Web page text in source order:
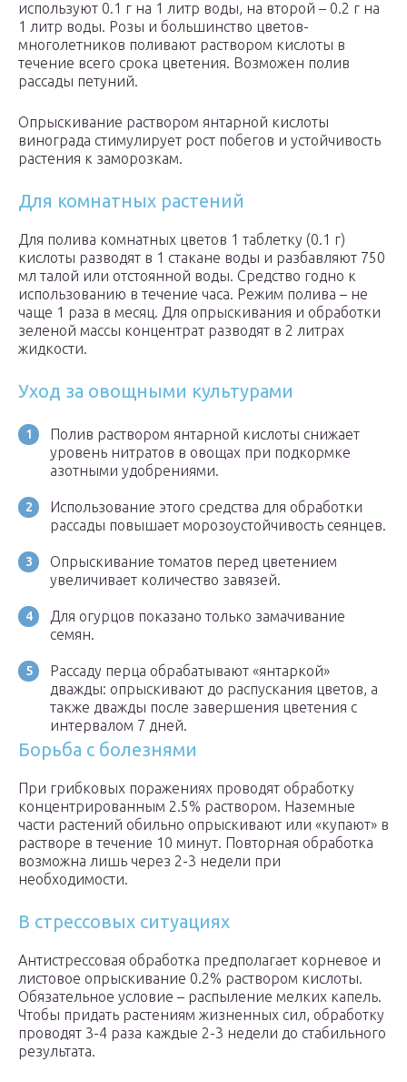
используют 0.1 г на 1 литр воды, на второй – 0.2 г на
1 литр воды. Розы и большинство цветов-
многолетников поливают раствором кислоты в
течение всего срока цветения. Возможен полив
рассады петуний.
Опрыскивание раствором янтарной кислоты
винограда стимулирует рост побегов и устойчивость
растения к заморозкам.
Для комнатных растений
Для полива комнатных цветов 1 таблетку (0.1 г)
кислоты разводят в 1 стакане воды и разбавляют 750
мл талой или отстоянной воды. Средство годно к
использованию в течение часа. Режим полива – не
чаще 1 раза в месяц. Для опрыскивания и обработки
зеленой массы концентрат разводят в 2 литрах
жидкости.
Уход за овощными культурами
Полив раствором янтарной кислоты снижает
уровень нитратов в овощах при подкормке
азотными удобрениями.
Использование этого средства для обработки
рассады повышает морозоустойчивость сеянцев.
Опрыскивание томатов перед цветением
увеличивает количество завязей.
Для огурцов показано только замачивание
семян.
Рассаду перца обрабатывают «янтаркой»
дважды: опрыскивают до распускания цветов, а
также дважды после завершения цветения с
интервалом 7 дней.
Борьба с болезнями
При грибковых поражениях проводят обработку
концентрированным 2.5% раствором. Наземные
части растений обильно опрыскивают или «купают» в
растворе в течение 10 минут. Повторная обработка
возможна лишь через 2-3 недели при
необходимости.
В стрессовых ситуациях
Антистрессовая обработка предполагает корневое и
листовое опрыскивание 0.2% раствором кислоты.
Обязательное условие – распыление мелких капель.
Чтобы придать растениям жизненных сил, обработку
проводят 3-4 раза каждые 2-3 недели до стабильного
результата.